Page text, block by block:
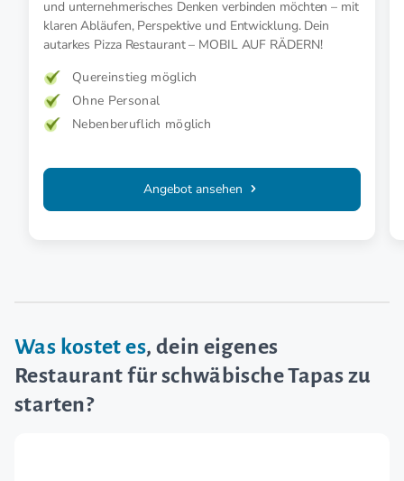
und unternehmerisches Denken verbinden möchten – mit
klaren Abläufen, Perspektive und Entwicklung. Dein
autarkes Pizza Restaurant – MOBIL AUF RÄDERN!
Quereinstieg möglich
Ohne Personal
Nebenberuflich möglich
Angebot ansehen
Was kostet es, dein eigenes
Restaurant für schwäbische Tapas zu
starten?